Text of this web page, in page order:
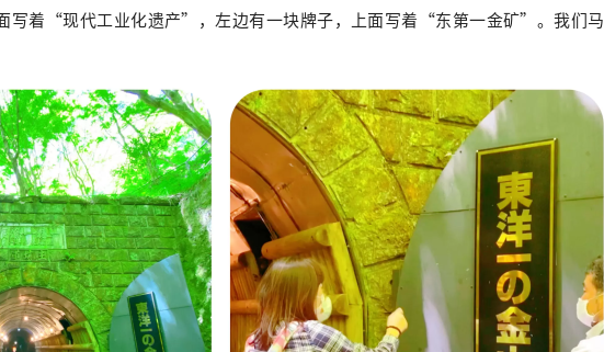
写着“现代工业化遗产”，左边有一块牌子，上面写着“东第一金矿”。我们马